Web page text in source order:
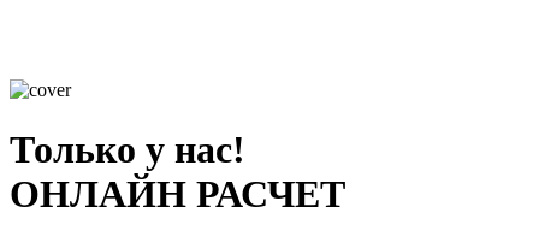
Только у нас!
ОНЛАЙН РАСЧЕТ